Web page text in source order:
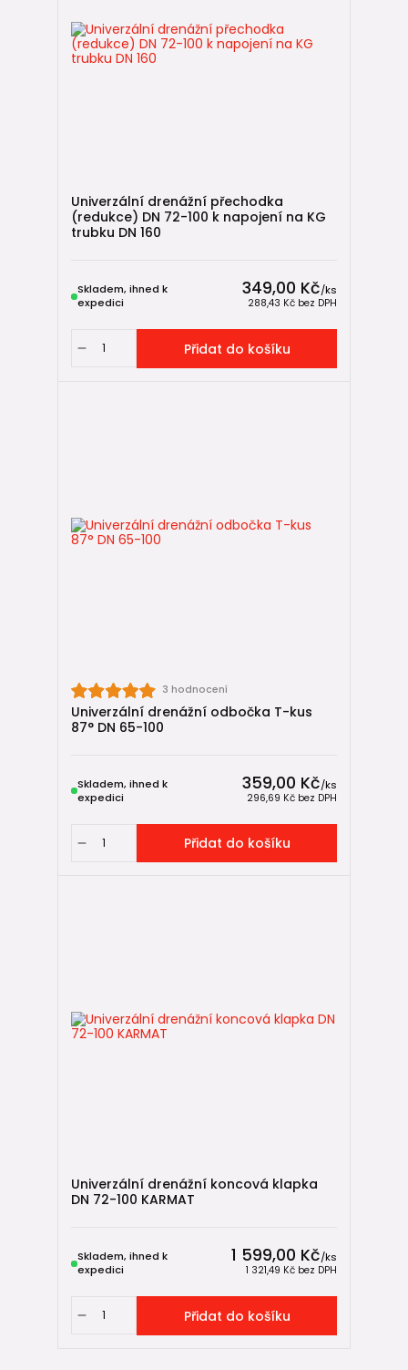
Univerzální drenážní přechodka
(redukce) DN 72-100 k napojení na KG
trubku DN 160
349,00 Kč/ks
288,43 Kč bez DPH
Skladem, ihned k
expedici
Přidat do košíku
3 hodnocení
Univerzální drenážní odbočka T-kus
87° DN 65-100
359,00 Kč/ks
296,69 Kč bez DPH
Skladem, ihned k
expedici
Přidat do košíku
Univerzální drenážní koncová klapka
DN 72-100 KARMAT
1 599,00 Kč/ks
1 321,49 Kč bez DPH
Skladem, ihned k
expedici
Přidat do košíku